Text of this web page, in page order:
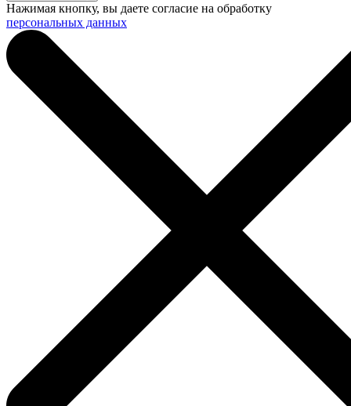
Нажимая кнопку, вы даете согласие на обработку
персональных данных